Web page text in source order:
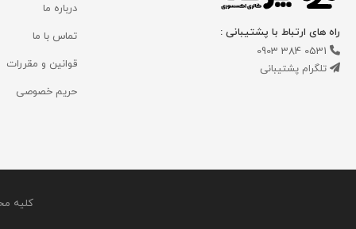
راه های ارتباط با پشتیبانی :
0531 384 0903
تلگرام پشتیبانی
درباره ما
تماس با ما
قوانین و مقررات
حریم خصوصی
کلیه